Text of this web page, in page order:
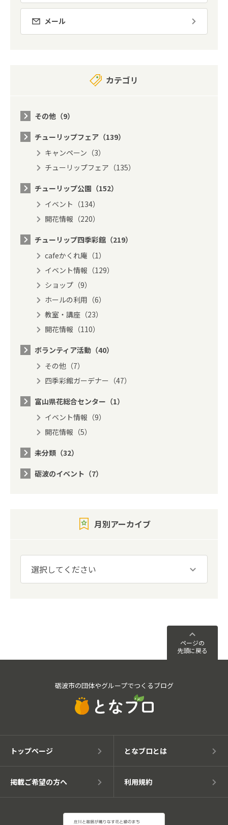
メール
カテゴリ
その他（9）
チューリップフェア（139）
キャンペーン（3）
チューリップフェア（135）
チューリップ公園（152）
イベント（134）
開花情報（220）
チューリップ四季彩館（219）
cafeかくれ庵（1）
イベント情報（129）
ショップ（9）
ホールの利用（6）
教室・講座（23）
開花情報（110）
ボランティア活動（40）
その他（7）
四季彩館ガーデナー（47）
富山県花総合センター（1）
イベント情報（9）
開花情報（5）
未分類（32）
砺波のイベント（7）
月別アーカイブ
ページの
先頭に戻る
砺波市の団体やグループでつくるブログ
トップページ となブロとは
掲載ご希望の方へ 利用規約